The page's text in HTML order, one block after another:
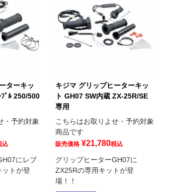
ターキッ
ﾞﾙ 250/500
・予約対象
込
にレブ
トが登
キジマ グリップヒーターキッ
ト GH07 SW内蔵 ZX-25R/SE
専用
こちらはお取りよせ・予約対象
商品です
販売価格 ¥21,780税込
グリップヒーターGH07に
ZX25Rの専用キットが登
場！！